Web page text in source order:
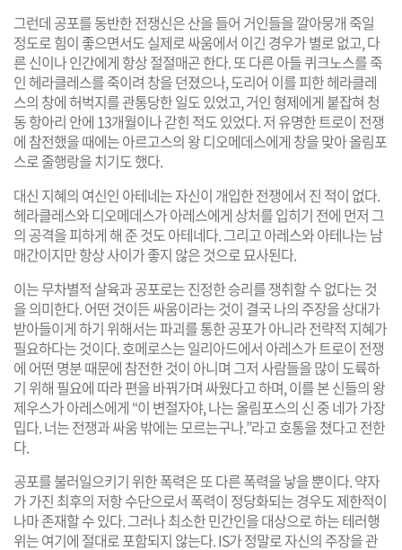
그런데 공포를 동반한 전쟁신은 산을 들어 거인들을 깔아뭉개 죽일
정도로 힘이 좋으면서도 실제로 싸움에서 이긴 경우가 별로 없고, 다
른 신이나 인간에게 항상 절절매곤 한다. 또 다른 아들 퀴크노스를 죽
인 헤라클레스를 죽이려 창을 던졌으나, 도리어 이를 피한 헤라클레
스의 창에 허벅지를 관통당한 일도 있었고, 거인 형제에게 붙잡혀 청
동 항아리 안에 13개월이나 갇힌 적도 있었다. 저 유명한 트로이 전쟁
에 참전했을 때에는 아르고스의 왕 디오메데스에게 창을 맞아 올림포
스로 줄행랑을 치기도 했다.
대신 지혜의 여신인 아테네는 자신이 개입한 전쟁에서 진 적이 없다.
헤라클레스와 디오메데스가 아레스에게 상처를 입히기 전에 먼저 그
의 공격을 피하게 해 준 것도 아테네다. 그리고 아레스와 아테나는 남
매간이지만 항상 사이가 좋지 않은 것으로 묘사된다.
이는 무차별적 살육과 공포로는 진정한 승리를 쟁취할 수 없다는 것
을 의미한다. 어떤 것이든 싸움이라는 것이 결국 나의 주장을 상대가
받아들이게 하기 위해서는 파괴를 통한 공포가 아니라 전략적 지혜가
필요하다는 것이다. 호메로스는 일리아드에서 아레스가 트로이 전쟁
에 어떤 명분 때문에 참전한 것이 아니며 그저 사람들을 많이 도륙하
기 위해 필요에 따라 편을 바꿔가며 싸웠다고 하며, 이를 본 신들의 왕
제우스가 아레스에게 “이 변절자야, 나는 올림포스의 신 중 네가 가장
밉다. 너는 전쟁과 싸움 밖에는 모르는구나.”라고 호통을 쳤다고 전한
다.
공포를 불러일으키기 위한 폭력은 또 다른 폭력을 낳을 뿐이다. 약자
가 가진 최후의 저항 수단으로서 폭력이 정당화되는 경우도 제한적이
나마 존재할 수 있다. 그러나 최소한 민간인을 대상으로 하는 테러행
위는 여기에 절대로 포함되지 않는다. IS가 정말로 자신의 주장을 관